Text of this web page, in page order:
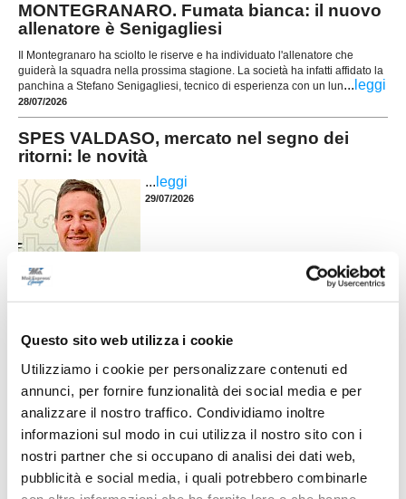
Questo sito web utilizza i cookie
Utilizziamo i cookie per personalizzare contenuti ed
annunci, per fornire funzionalità dei social media e per
analizzare il nostro traffico. Condividiamo inoltre
informazioni sul modo in cui utilizza il nostro sito con i
nostri partner che si occupano di analisi dei dati web,
pubblicità e social media, i quali potrebbero combinarle
MONTEGRANARO. Fumata bianca: il nuovo
allenatore è Senigagliesi
Il Montegranaro ha sciolto le riserve e ha individuato l'allenatore che
guiderà la squadra nella prossima stagione. La società ha infatti affidato la
panchina a Stefano Senigagliesi, tecnico di esperienza con un lun... leggi
28/07/2026
SPES VALDASO, mercato nel segno dei
ritorni: le novità
... leggi
29/07/2026
SC SERVIGLIANO. Dal mercato ecco un
SERVIGLIANO. Si muove sul mercato la SC
campionato di Terza categoria. Negli ultimi giorni
il DS Mirco Settimi ha messo a segno due colpi di
rilievo, in grado senz’altro di rafforzare la squadra.
Si tratta dell’attaccate classe &lsqu...leggi
27/07/2026
PORTO SANT'ELPIDIO. Del Gatto: "Per me è
un ritorno a casa"